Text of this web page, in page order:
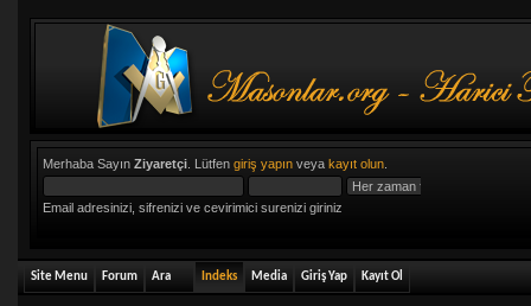
Merhaba Sayın Ziyaretçi. Lütfen giriş yapınveya kayıt olun.
Email adresinizi, sifrenizi ve cevirimici surenizi giriniz
Site Menu Forum Ara Indeks Media Giriş Yap Kayıt Ol